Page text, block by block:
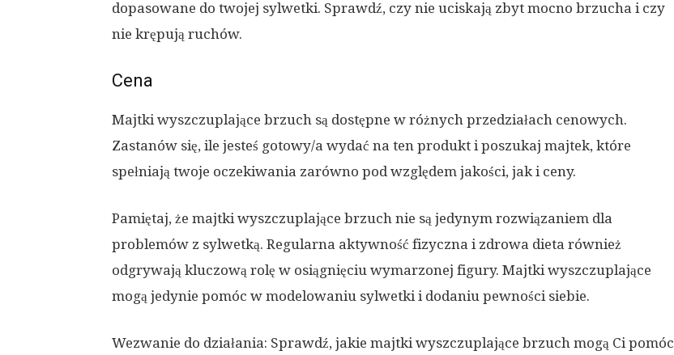
dopasowane do twojej sylwetki. Sprawdź, czy nie uciskają zbyt mocno brzucha i czy
nie krępują ruchów.
Cena
Majtki wyszczuplające brzuch są dostępne w różnych przedziałach cenowych.
Zastanów się, ile jesteś gotowy/a wydać na ten produkt i poszukaj majtek, które
spełniają twoje oczekiwania zarówno pod względem jakości, jak i ceny.
Pamiętaj, że majtki wyszczuplające brzuch nie są jedynym rozwiązaniem dla
problemów z sylwetką. Regularna aktywność fizyczna i zdrowa dieta również
odgrywają kluczową rolę w osiągnięciu wymarzonej figury. Majtki wyszczuplające
mogą jedynie pomóc w modelowaniu sylwetki i dodaniu pewności siebie.
Wezwanie do działania: Sprawdź, jakie majtki wyszczuplające brzuch mogą Ci pomóc